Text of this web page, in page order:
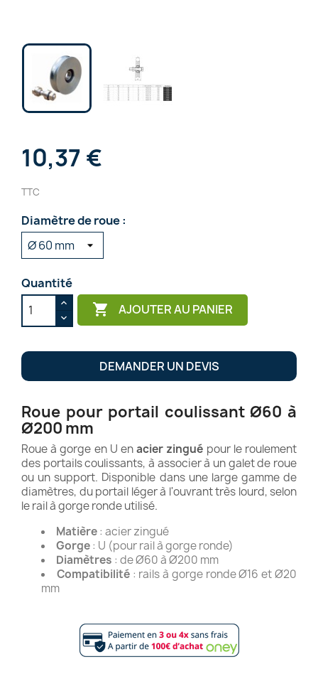
10,37 €
TTC
Diamètre de roue :
Quantité
 AJOUTER AU PANIER
DEMANDER UN DEVIS
Roue pour portail coulissant Ø60 à
Ø200 mm
Roue à gorge en U enacier zingué pour le roulement
des portails coulissants, à associer à un galet de roue
ou un support. Disponible dans une large gamme de
diamètres, du portail léger à l'ouvrant très lourd, selon
le rail à gorge ronde utilisé.
Matière: acier zingué
Gorge: U (pour rail à gorge ronde)
Diamètres : de Ø60 à Ø200 mm
Compatibilité: rails à gorge ronde Ø16 et Ø20
mm